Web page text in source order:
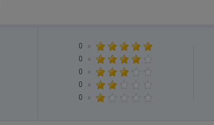
0
×
0
×
0
×
0
×
0
×